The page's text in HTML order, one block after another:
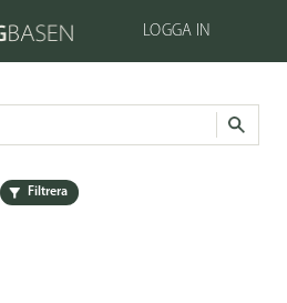
LOGGA IN
Filtrera